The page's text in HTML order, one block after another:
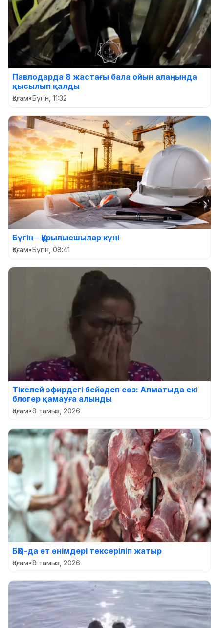
Павлодарда 8 жастағы бала ойын алаңында
қысылып қалды
Қоғам•Бүгін, 11:32
Бүгін – Құрылысшылар күні
Қоғам• Бүгін, 08:41
Тікелей эфирдегі бейәдеп сөз: Алматыда екі
блогер қамауға алынды
Қоғам•8 тамыз, 2026
БҚО-да ет өнімдері тексеріліп жатыр
Қоғам•8 тамыз, 2026